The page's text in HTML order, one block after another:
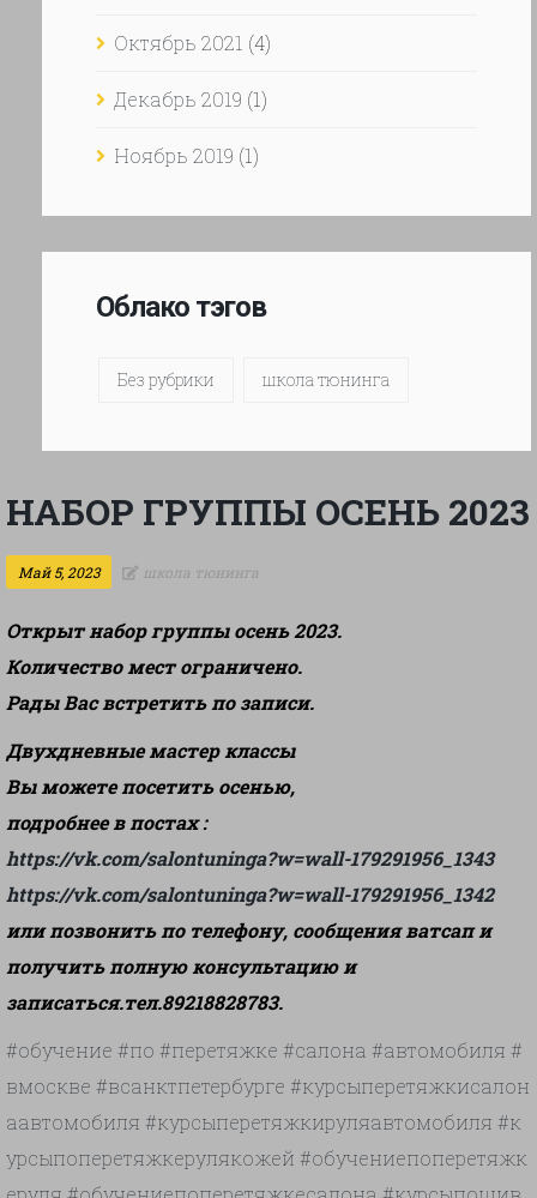
Октябрь 2021 (4)
Декабрь 2019 (1)
Ноябрь 2019 (1)
Облако тэгов
Без рубрики школа тюнинга
НАБОР ГРУППЫ ОСЕНЬ 2023
Май 5, 2023 школа тюнинга
Открыт набор группы осень 2023.
Количество мест ограничено.
Рады Вас встретить по записи.
Двухдневные мастер классы
Вы можете посетить осенью,
подробнее в постах :
https://vk.com/salontuninga?w=wall-179291956_1343
https://vk.com/salontuninga?w=wall-179291956_1342
или позвонить по телефону, сообщения ватсап и
получить полную консультацию и
записаться.тел.89218828783.
#обучение #по #перетяжке #салона #автомобиля #
вмоскве #всанктпетербурге #курсыперетяжкисалон
аавтомобиля #курсыперетяжкируляавтомобиля #к
урсыпоперетяжкерулякожей #обучениепоперетяжк